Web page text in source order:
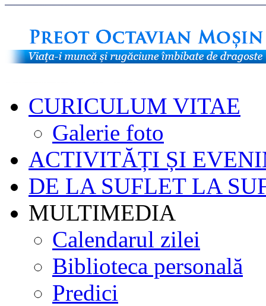
CURICULUM VITAE
Galerie foto
ACTIVITĂȚI ȘI
DE LA SUFLET LA
MULTIMEDIA
Calendarul zilei
Biblioteca personală
Predici